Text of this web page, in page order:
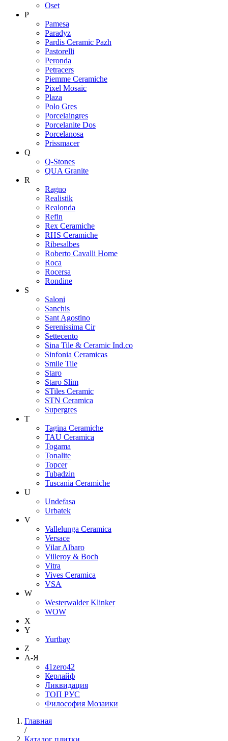
Oset
P
Pamesa
Paradyz
Pardis Ceramic Pazh
Pastorelli
Peronda
Petracers
Piemme Ceramiche
Pixel Mosaic
Plaza
Polo Gres
Porcelaingres
Porcelanite Dos
Porcelanosa
Prissmacer
Q
Q-Stones
QUA Granite
R
Ragno
Realistik
Realonda
Refin
Rex Ceramiche
RHS Ceramiche
Ribesalbes
Roberto Cavalli Home
Roca
Rocersa
Rondine
S
Saloni
Sanchis
Sant Agostino
Serenissima Cir
Settecento
Sina Tile & Ceramic Ind.co
Sinfonia Ceramicas
Smile Tile
Staro
Staro Slim
STiles Ceramic
STN Ceramica
Supergres
T
Tagina Ceramiche
TAU Ceramica
Togama
Tonalite
Topcer
Tubadzin
Tuscania Ceramiche
U
Undefasa
Urbatek
V
Vallelunga Ceramica
Versace
Vilar Albaro
Villeroy & Boch
Vitra
Vives Ceramica
VSA
W
Westerwalder Klinker
WOW
X
Y
Yurtbay
Z
А-Я
41zero42
Керлайф
Ликвидация
ТОП РУС
Философия Мозаики
Главная
/
Каталог плитки